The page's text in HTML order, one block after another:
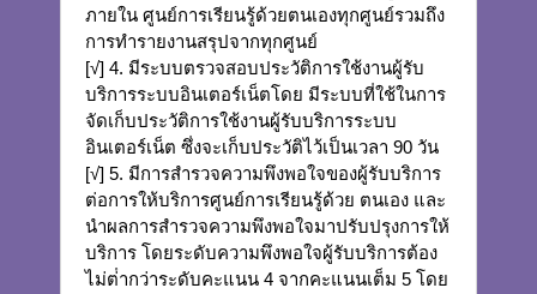
ภายใน ศูนย์การเรียนรู้ด้วยตนเองทุกศูนย์รวมถึง
การทำรายงานสรุปจากทุกศูนย์
[√] 4. มีระบบตรวจสอบประวัติการใช้งานผู้รับ
บริการระบบอินเตอร์เน็ตโดย มีระบบที่ใช้ในการ
จัดเก็บประวัติการใช้งานผู้รับบริการระบบ
อินเตอร์เน็ต ซึ่งจะเก็บประวัติไว้เป็นเวลา 90 วัน
[√] 5. มีการสํารวจความพึงพอใจของผู้รับบริการ
ต่อการให้บริการศูนย์การเรียนรู้ด้วย ตนเอง และ
นําผลการสํารวจความพึงพอใจมาปรับปรุงการให้
บริการ โดยระดับความพึงพอใจผู้รับบริการต้อง
ไม่ต่ํากว่าระดับคะแนน 4 จากคะแนนเต็ม 5 โดย